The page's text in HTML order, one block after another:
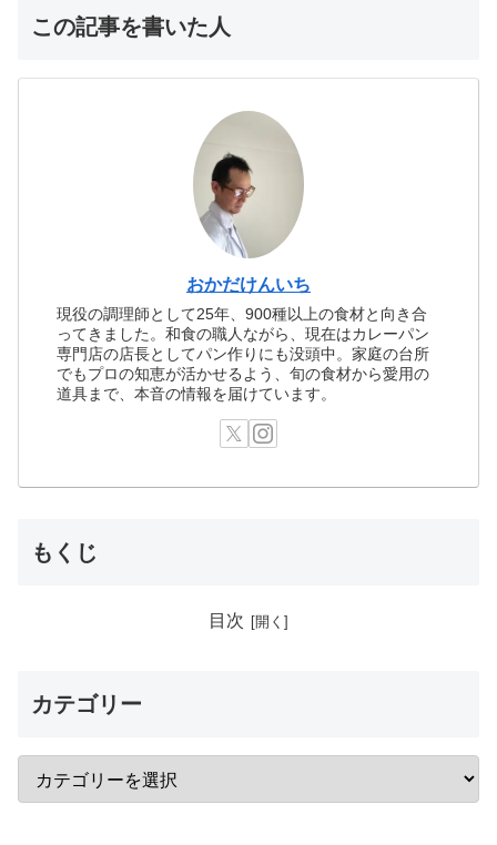
この記事を書いた人
おかだけんいち
現役の調理師として25年、900種以上の食材と向き合
ってきました。和食の職人ながら、現在はカレーパン
専門店の店長としてパン作りにも没頭中。家庭の台所
でもプロの知恵が活かせるよう、旬の食材から愛用の
道具まで、本音の情報を届けています。
もくじ
目次
カテゴリー